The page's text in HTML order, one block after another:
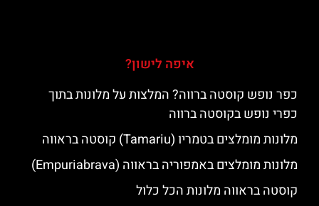
איפה לישון?
כפר נופש קוסטה ברווה? המלצות על מלונות בתוך
כפרי נופש בקוסטה ברווה
מלונות מומלצים בטמריו (Tamariu) קוסטה בראווה
מלונות מומלצים באמפוריה בראווה (Empuriabrava)
קוסטה בראווה מלונות הכל כלול